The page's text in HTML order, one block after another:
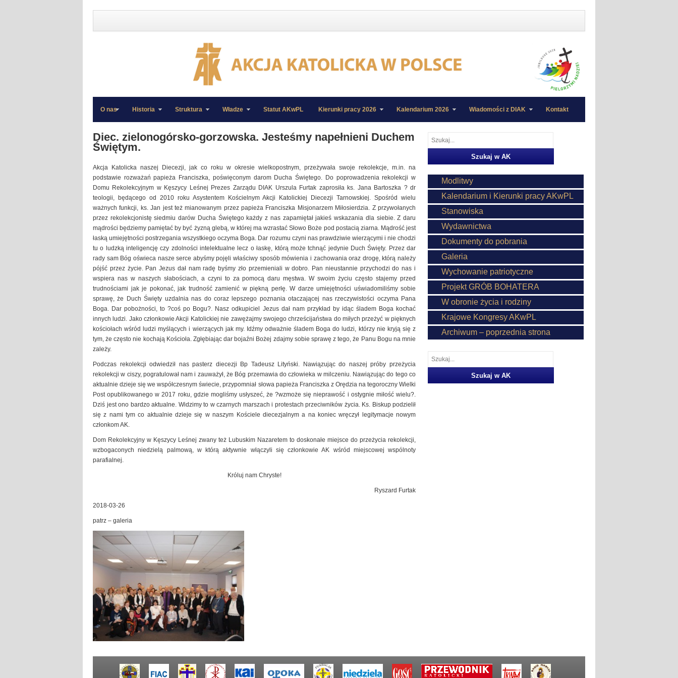
»
»
O nas Historia Struktura Władze Statut AKwPL Kierunki pracy 2026 Kalendarium 2026 Wiadomości z DIAK Kontakt
Diec. zielonogórsko-gorzowska. Jesteśmy napełnieni Duchem
Świętym.
Akcja Katolicka naszej Diecezji, jak co roku w okresie wielkopostnym, przeżywała swoje rekolekcje, m.in. na
podstawie rozważań papieża Franciszka, poświęconym darom Ducha Świętego. Do poprowadzenia rekolekcji w
Domu Rekolekcyjnym w Kęszycy Leśnej Prezes Zarządu DIAK Urszula Furtak zaprosiła ks. Jana Bartoszka ? dr
teologii, będącego od 2010 roku Asystentem Kościelnym Akcji Katolickiej Diecezji Tarnowskiej. Spośród wielu
ważnych funkcji, ks. Jan jest też mianowanym przez papieża Franciszka Misjonarzem Miłosierdzia. Z przywołanych
przez rekolekcjonistę siedmiu darów Ducha Świętego każdy z nas zapamiętał jakieś wskazania dla siebie. Z daru
mądrości będziemy pamiętać by być żyzną glebą, w której ma wzrastać Słowo Boże pod postacią ziarna. Mądrość jest
łaską umiejętności postrzegania wszystkiego oczyma Boga. Dar rozumu czyni nas prawdziwie wierzącymi i nie chodzi
tu o ludzką inteligencję czy zdolności intelektualne lecz o łaskę, którą może tchnąć jedynie Duch Święty. Przez dar
rady sam Bóg oświeca nasze serce abyśmy pojęli właściwy sposób mówienia i zachowania oraz drogę, którą należy
pójść przez życie. Pan Jezus dał nam radę byśmy zło przemieniali w dobro. Pan nieustannie przychodzi do nas i
wspiera nas w naszych słabościach, a czyni to za pomocą daru męstwa. W swoim życiu często stajemy przed
trudnościami jak je pokonać, jak trudność zamienić w piękną perłę. W darze umiejętności uświadomiliśmy sobie
sprawę, że Duch Święty uzdalnia nas do coraz lepszego poznania otaczającej nas rzeczywistości oczyma Pana
Boga. Dar pobożności, to ?coś po Bogu?. Nasz odkupiciel Jezus dał nam przykład by idąc śladem Boga kochać
innych ludzi. Jako członkowie Akcji Katolickiej nie zawężajmy swojego chrześcijaństwa do miłych przeżyć w pięknych
kościołach wśród ludzi myślących i wierzących jak my. Idźmy odważnie śladem Boga do ludzi, którzy nie kryją się z
tym, że często nie kochają Kościoła. Zgłębiając dar bojaźni Bożej zdajmy sobie sprawę z tego, że Panu Bogu na mnie
zależy.
Podczas rekolekcji odwiedził nas pasterz diecezji Bp Tadeusz Lityński. Nawiązując do naszej próby przeżycia
rekolekcji w ciszy, pogratulował nam i zauważył, że Bóg przemawia do człowieka w milczeniu. Nawiązując do tego co
aktualnie dzieje się we współczesnym świecie, przypomniał słowa papieża Franciszka z Orędzia na tegoroczny Wielki
Post opublikowanego w 2017 roku, gdzie mogliśmy usłyszeć, że ?wzmoże się nieprawość i ostygnie miłość wielu?.
Dziś jest ono bardzo aktualne. Widzimy to w czarnych marszach i protestach przeciwników życia. Ks. Biskup podzielił
się z nami tym co aktualnie dzieje się w naszym Kościele diecezjalnym a na koniec wręczył legitymacje nowym
członkom AK.
Dom Rekolekcyjny w Kęszycy Leśnej zwany też Lubuskim Nazaretem to doskonałe miejsce do przeżycia rekolekcji,
wzbogaconych niedzielą palmową, w którą aktywnie włączyli się członkowie AK wśród miejscowej wspólnoty
parafialnej.
Króluj nam Chryste!
Ryszard Furtak
2018-03-26
patrz – galeria
Modlitwy
Kalendarium i Kierunki pracy AKwPL
Stanowiska
Wydawnictwa
Dokumenty do pobrania
Galeria
Wychowanie patriotyczne
Projekt GRÓB BOHATERA
W obronie życia i rodziny
Krajowe Kongresy AKwPL
Archiwum – poprzednia strona